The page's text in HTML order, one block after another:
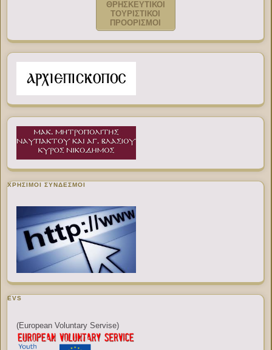
ΘΡΗΣΚΕΥΤΙΚΟΙ
ΤΟΥΡΙΣΤΙΚΟΙ
ΠΡΟΟΡΙΣΜΟΙ
ΧΡΉΣΙΜΟΙ ΣΎΝΔΕΣΜΟΙ
EVS
(European Voluntary Servise)